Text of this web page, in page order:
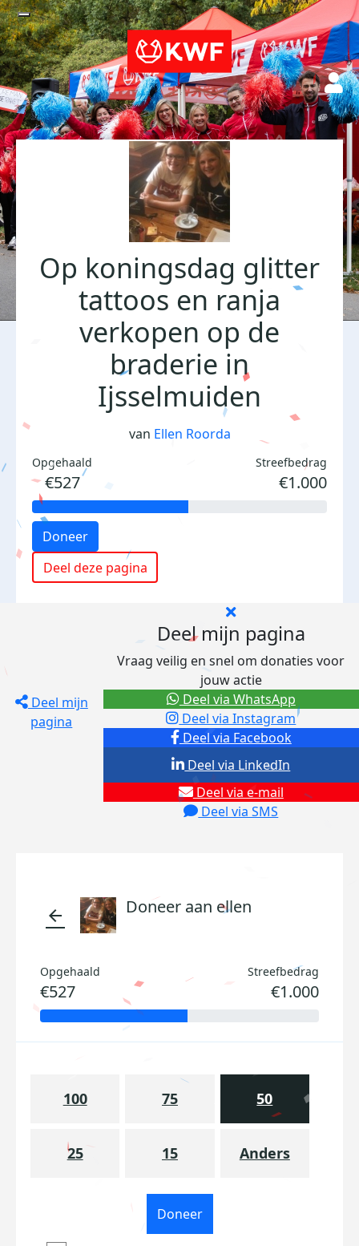
Op koningsdag glitter
tattoos en ranja
verkopen op de
braderie in
Ijsselmuiden
van Ellen Roorda
Opgehaald
€527
Streefbedrag
€1.000
Doneer
Deel deze pagina
Deel mijn
pagina
Deel mijn pagina
Vraag veilig en snel om donaties voor
jouw actie
Deel via Facebook
Deel via Instagram
Deel via e-mail
Deel via SMS
Deel via LinkedIn
Deel via WhatsApp
arrow_back Doneer aan ellen
Opgehaald
€527
Streefbedrag
€1.000
100 75 50
25 15 Anders
Doneer